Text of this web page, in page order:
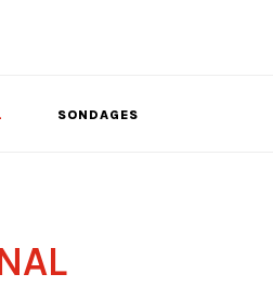
SONDAGES